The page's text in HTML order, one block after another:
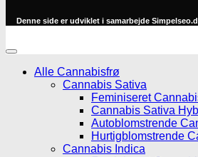
Denne side er udviklet i samarbejde
Alle Cannabisfrø
Cannabis Sativa
Feminiseret
Cannabis Sativa
Autoblomstrende
Hurtigblomstrende
Cannabis Indica